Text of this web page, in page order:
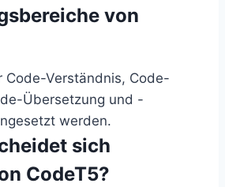
von
Code-Verständnis, Code-
Übersetzung und -
werden.
sich
CodeT5?